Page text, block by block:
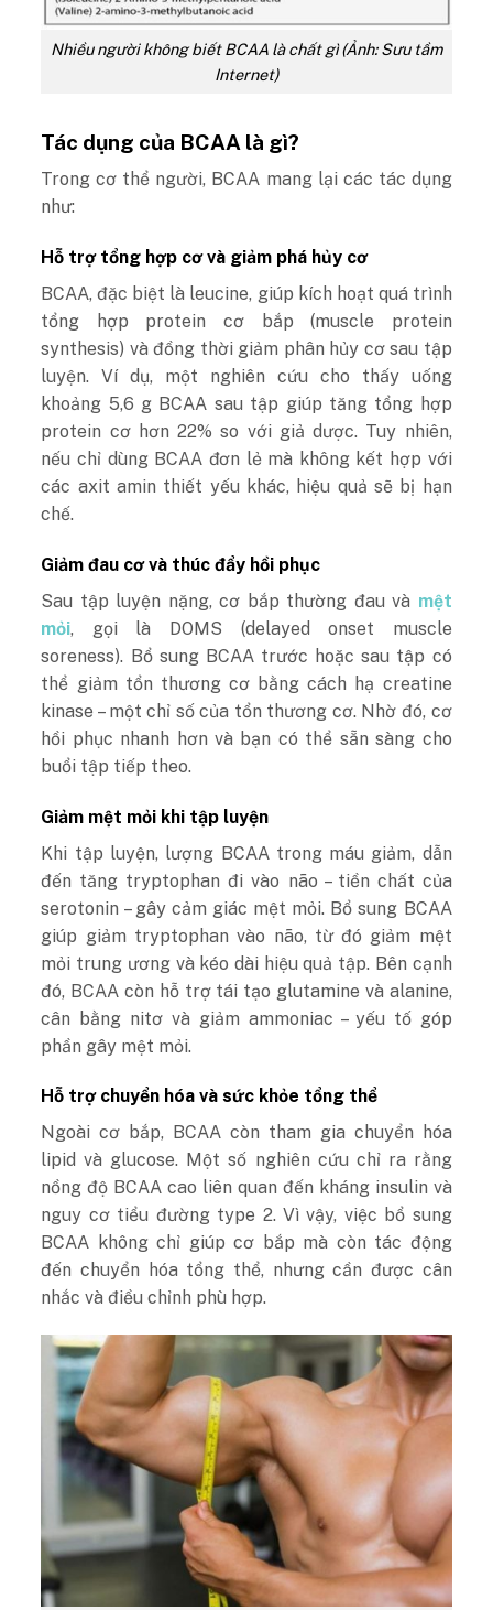
Nhiều người không biết BCAA là chất gì (Ảnh: Sưu tầm
Internet)
Tác dụng của BCAA là gì?
Trong cơ thể người, BCAA mang lại các tác dụng
như:
Hỗ trợ tổng hợp cơ và giảm phá hủy cơ
BCAA, đặc biệt là leucine, giúp kích hoạt quá trình
tổng hợp protein cơ bắp (muscle protein
synthesis) và đồng thời giảm phân hủy cơ sau tập
luyện. Ví dụ, một nghiên cứu cho thấy uống
khoảng 5,6 g BCAA sau tập giúp tăng tổng hợp
protein cơ hơn 22% so với giả dược. Tuy nhiên,
nếu chỉ dùng BCAA đơn lẻ mà không kết hợp với
các axit amin thiết yếu khác, hiệu quả sẽ bị hạn
chế.
Giảm đau cơ và thúc đẩy hồi phục
Sau tập luyện nặng, cơ bắp thường đau và mệt
mỏi, gọi là DOMS (delayed onset muscle
soreness). Bổ sung BCAA trước hoặc sau tập có
thể giảm tổn thương cơ bằng cách hạ creatine
kinase – một chỉ số của tổn thương cơ. Nhờ đó, cơ
hồi phục nhanh hơn và bạn có thể sẵn sàng cho
buổi tập tiếp theo.
Giảm mệt mỏi khi tập luyện
Khi tập luyện, lượng BCAA trong máu giảm, dẫn
đến tăng tryptophan đi vào não – tiền chất của
serotonin – gây cảm giác mệt mỏi. Bổ sung BCAA
giúp giảm tryptophan vào não, từ đó giảm mệt
mỏi trung ương và kéo dài hiệu quả tập. Bên cạnh
đó, BCAA còn hỗ trợ tái tạo glutamine và alanine,
cân bằng nitơ và giảm ammoniac – yếu tố góp
phần gây mệt mỏi.
Hỗ trợ chuyển hóa và sức khỏe tổng thể
Ngoài cơ bắp, BCAA còn tham gia chuyển hóa
lipid và glucose. Một số nghiên cứu chỉ ra rằng
nồng độ BCAA cao liên quan đến kháng insulin và
nguy cơ tiểu đường type 2. Vì vậy, việc bổ sung
BCAA không chỉ giúp cơ bắp mà còn tác động
đến chuyển hóa tổng thể, nhưng cần được cân
nhắc và điều chỉnh phù hợp.